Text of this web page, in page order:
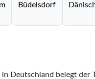
Büdelsdorf
Deutschland belegt